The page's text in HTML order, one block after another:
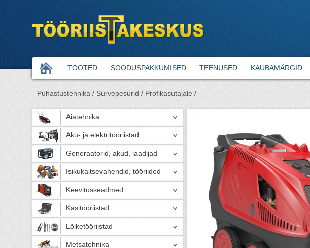
TOOTED SOODUSPAKKUMISED TEENUSED KAUBAMÄRGID
Puhastustehnika / Survepesurid / Profikasutajale /
Aiatehnika
Aku- ja elektritööriistad
Generaatorid, akud, laadijad
Isikukaitsevahendid, tööriided
Keevitusseadmed
Käsitööriistad
Lõiketööriistad
Metsatehnika